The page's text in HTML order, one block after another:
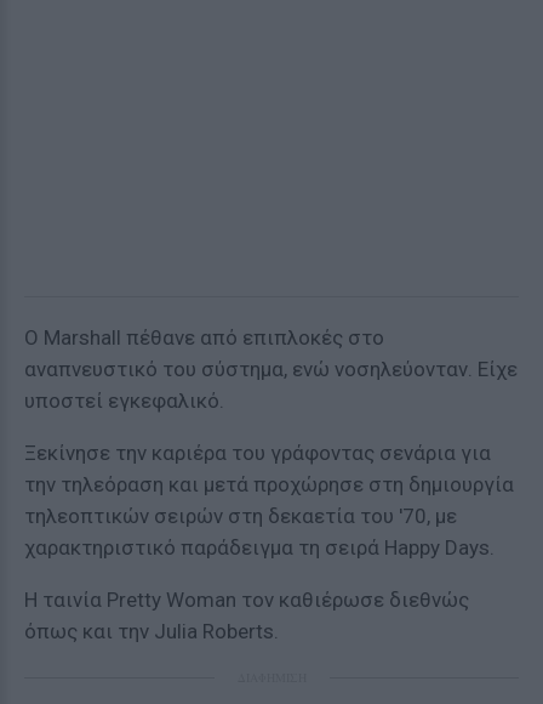
Ο Marshall πέθανε από επιπλοκές στο
αναπνευστικό του σύστημα, ενώ νοσηλεύονταν. Είχε
υποστεί εγκεφαλικό.
Ξεκίνησε την καριέρα του γράφοντας σενάρια για
την τηλεόραση και μετά προχώρησε στη δημιουργία
τηλεοπτικών σειρών στη δεκαετία του '70, με
χαρακτηριστικό παράδειγμα τη σειρά Happy Days.
Η ταινία Pretty Woman τον καθιέρωσε διεθνώς
όπως και την Julia Roberts.